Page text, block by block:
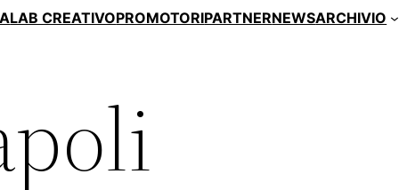
LAB CREATIVOPROMOTORIPARTNERNEWSARCHIVIO